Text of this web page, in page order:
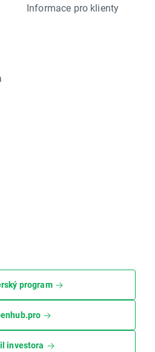
Informace pro klienty
program
investora